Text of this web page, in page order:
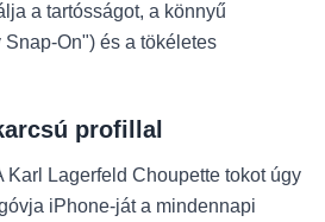
a tartósságot, a könnyű
On") és a tökéletes
profillal
Karl Lagerfeld Choupette tokot úgy
iPhone-ját a mindennapi